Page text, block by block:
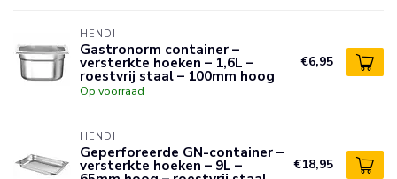
HENDI
Gastronorm container –
versterkte hoeken – 1,6L –
roestvrij staal – 100mm hoog
Op voorraad
€6,95
HENDI
Geperforeerde GN-container –
versterkte hoeken – 9L – €18,95